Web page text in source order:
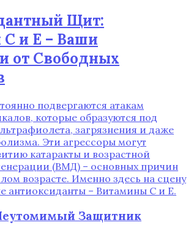
Щит:
и E – Ваши
от Свободных
подвергаются атакам
которые образуются под
загрязнения и даже
Эти агрессоры могут
катаракты и возрастной
(ВМД) – основных причин
возрасте. Именно здесь на сцену
антиоксиданты – Витамины C и E.
Защитник